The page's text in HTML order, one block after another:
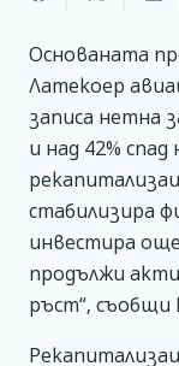
Основаната
Латекоер
записа нетна
и над 42%
стабилизира
инвестира
продължи
ръст“, съобщи